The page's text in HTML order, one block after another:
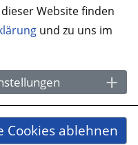
evidenzbasierten
zu
Stroke Unit
Website finden
und zu uns im
Cookies ablehnen